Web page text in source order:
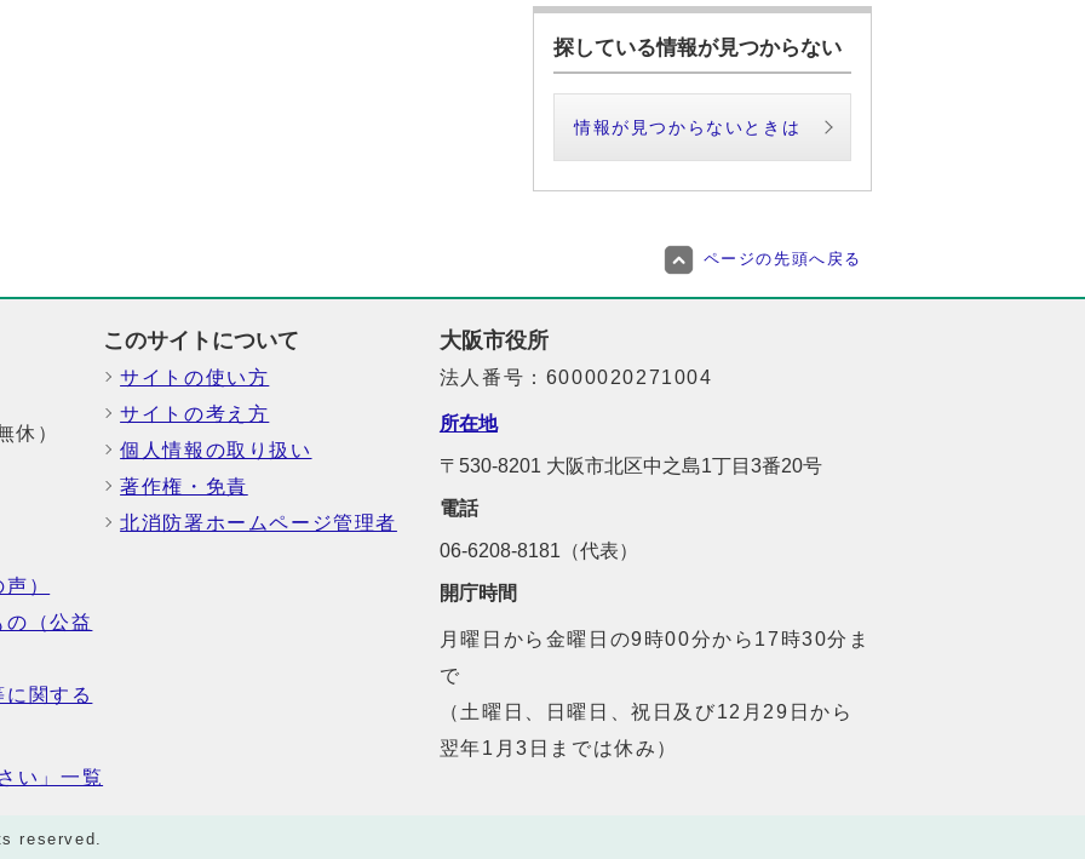
探している情報が見つからない
情報が見つからないときは
ページの先頭へ戻る
休）
）
（公益
関する
い」一覧
このサイトについて
サイトの使い方
サイトの考え方
個人情報の取り扱い
著作権・免責
北消防署ホームページ管理者
大阪市役所
法人番号：6000020271004
所在地
〒530-8201 大阪市北区中之島1丁目3番20号
電話
06-6208-8181（代表）
開庁時間
月曜日から金曜日の9時00分から17時30分ま
で
（土曜日、日曜日、祝日及び12月29日から
翌年1月3日までは休み）
reserved.